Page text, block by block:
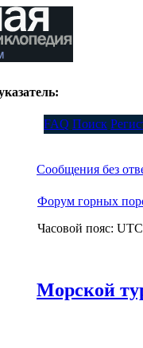
FAQ Поиск
Сообщения без
Форум горных
Часовой пояс: UTC
Морской